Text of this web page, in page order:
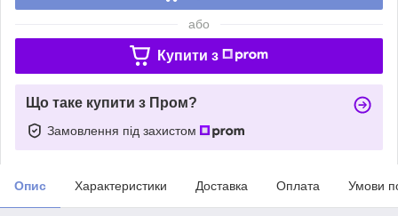
або
Купити з
Що таке купити з Пром?
Замовлення під захистом
Опис Характеристики Доставка Оплата Умови